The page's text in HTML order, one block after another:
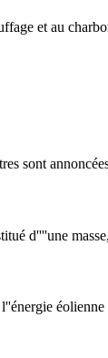
et au
sont
d''''une